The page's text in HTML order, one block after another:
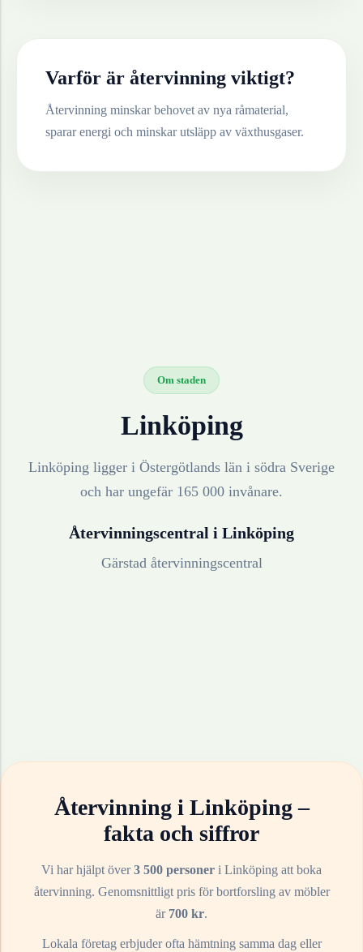
Varför är återvinning viktigt?
Återvinning minskar behovet av nya råmaterial,
sparar energi och minskar utsläpp av växthusgaser.
Om staden
Linköping
Linköping ligger i Östergötlands län i södra Sverige
och har ungefär 165 000 invånare.
Återvinningscentral i Linköping
Gärstad återvinningscentral
Återvinning i Linköping –
fakta och siffror
Vi har hjälpt över3 500 personer i Linköping att boka
återvinning. Genomsnittligt pris för bortforsling av möbler
är 700 kr.
Lokala företag erbjuder ofta hämtning samma dag eller